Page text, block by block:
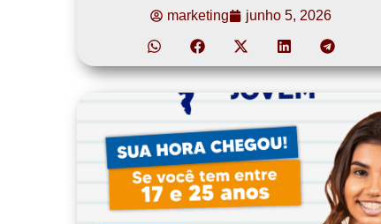
marketing junho 5, 2026